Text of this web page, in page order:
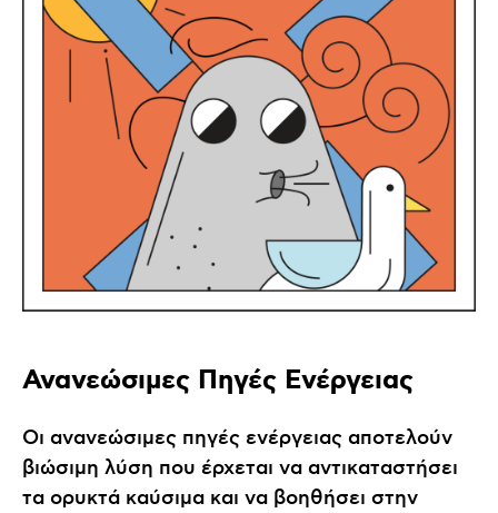
Ανανεώσιμες Πηγές Ενέργειας
Οι ανανεώσιμες πηγές ενέργειας αποτελούν
βιώσιμη λύση που έρχεται να αντικαταστήσει
τα ορυκτά καύσιμα και να βοηθήσει στην